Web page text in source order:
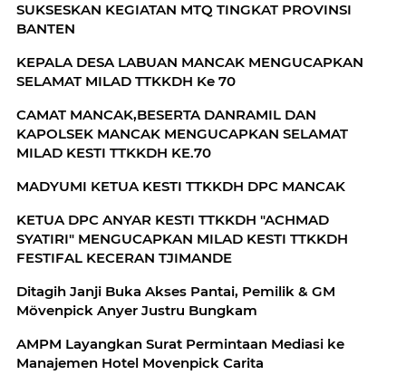
SUKSESKAN KEGIATAN MTQ TINGKAT PROVINSI
BANTEN
KEPALA DESA LABUAN MANCAK MENGUCAPKAN
SELAMAT MILAD TTKKDH Ke 70
CAMAT MANCAK,BESERTA DANRAMIL DAN
KAPOLSEK MANCAK MENGUCAPKAN SELAMAT
MILAD KESTI TTKKDH KE.70
MADYUMI KETUA KESTI TTKKDH DPC MANCAK
KETUA DPC ANYAR KESTI TTKKDH "ACHMAD
SYATIRI" MENGUCAPKAN MILAD KESTI TTKKDH
FESTIFAL KECERAN TJIMANDE
Ditagih Janji Buka Akses Pantai, Pemilik & GM
Mövenpick Anyer Justru Bungkam
AMPM Layangkan Surat Permintaan Mediasi ke
Manajemen Hotel Movenpick Carita